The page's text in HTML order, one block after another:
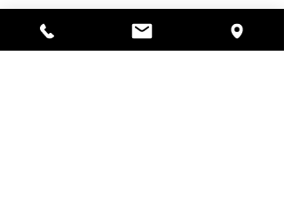
978-364-0920